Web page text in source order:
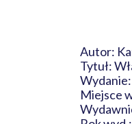
Autor:
Tytuł:
Miejsce